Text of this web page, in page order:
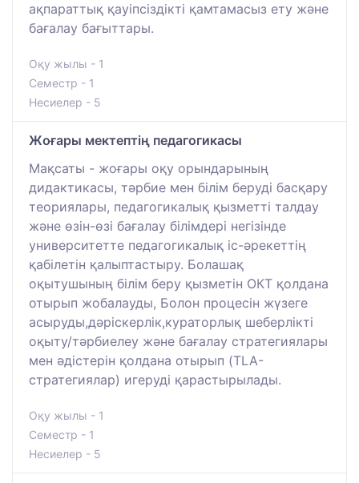
ақпараттық қауіпсіздікті қамтамасыз ету және
бағалау бағыттары.
Оқу жылы - 1
Семестр - 1
Несиелер - 5
Жоғары мектептің педагогикасы
Мақсаты - жоғары оқу орындарының
дидактикасы, тәрбие мен білім беруді басқару
теориялары, педагогикалық қызметті талдау
және өзін-өзі бағалау білімдері негізінде
университетте педагогикалық іс-әрекеттің
қабілетін қалыптастыру. Болашақ
оқытушының білім беру қызметін ОКТ қолдана
отырып жобалауды, Болон процесін жүзеге
асыруды,дәріскерлік,кураторлық шеберлікті
оқыту/тәрбиелеу және бағалау стратегиялары
мен әдістерін қолдана отырып (TLA-
стратегиялар) игеруді қарастырылады.
Оқу жылы - 1
Семестр - 1
Несиелер - 5